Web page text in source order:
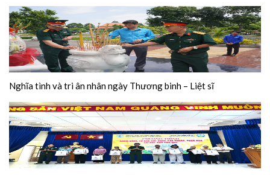
Nghĩa tình và tri ân nhân ngày Thương binh – Liệt sĩ